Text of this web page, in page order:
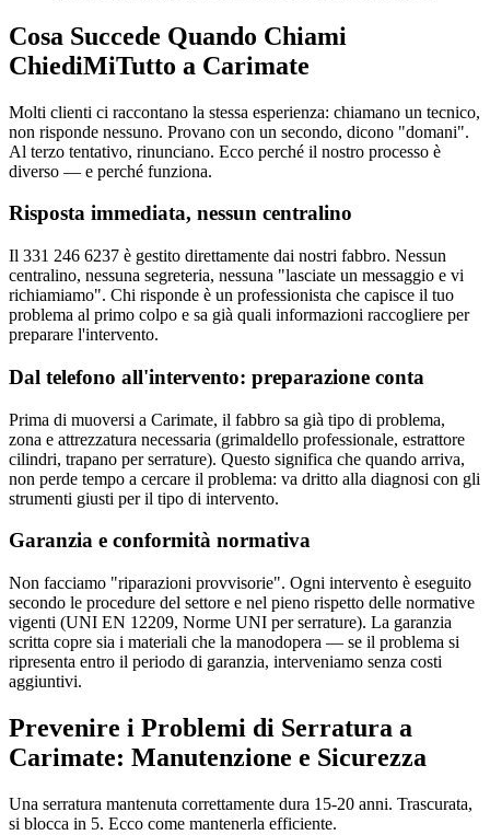
Cosa Succede Quando Chiami
ChiediMiTutto a Carimate
Molti clienti ci raccontano la stessa esperienza: chiamano un tecnico,
non risponde nessuno. Provano con un secondo, dicono "domani".
Al terzo tentativo, rinunciano. Ecco perché il nostro processo è
diverso — e perché funziona.
Risposta immediata, nessun centralino
Il 331 246 6237 è gestito direttamente dai nostri fabbro. Nessun
centralino, nessuna segreteria, nessuna "lasciate un messaggio e vi
richiamiamo". Chi risponde è un professionista che capisce il tuo
problema al primo colpo e sa già quali informazioni raccogliere per
preparare l'intervento.
Dal telefono all'intervento: preparazione conta
Prima di muoversi a Carimate, il fabbro sa già tipo di problema,
zona e attrezzatura necessaria (grimaldello professionale, estrattore
cilindri, trapano per serrature). Questo significa che quando arriva,
non perde tempo a cercare il problema: va dritto alla diagnosi con gli
strumenti giusti per il tipo di intervento.
Garanzia e conformità normativa
Non facciamo "riparazioni provvisorie". Ogni intervento è eseguito
secondo le procedure del settore e nel pieno rispetto delle normative
vigenti (UNI EN 12209, Norme UNI per serrature). La garanzia
scritta copre sia i materiali che la manodopera — se il problema si
ripresenta entro il periodo di garanzia, interveniamo senza costi
aggiuntivi.
Prevenire i Problemi di Serratura a
Carimate: Manutenzione e Sicurezza
Una serratura mantenuta correttamente dura 15-20 anni. Trascurata,
si blocca in 5. Ecco come mantenerla efficiente.